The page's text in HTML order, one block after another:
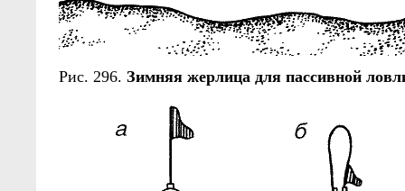
Рис. 296. Зимняя жерлица для пассивной